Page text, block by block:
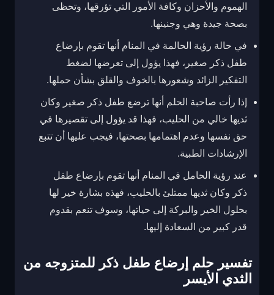
الهموم والأحزان وكافة الأمور التي تؤرقها، وتحظى
بصحة جيدة وهي وجنينها.
في حالة رؤية الحالمة في المنام أنها تقوم بإرضاع
طفل ذكر صغير، فهذا يؤول إلى تعرضها لضغط
التفكير الزائد وشعورها بالخوف والقلق بشأن حملها.
إذا رأت صاحبة الحلم أنها ترضع طفل ذكر صغير وكان
ثديها خالي من الحليب، فهذا قد يؤول إلى تقصيرها في
حق نفسها وعدم اهتمامها بصحتها، فيجب عليها أن تتبع
الإرشادات الطبية.
عند رؤية الحامل في المنام أنها تقوم بإرضاع طفل
ذكر وكان ثديها ممتلئ بالحليب، فهذه بشارة خير لها
بحلول الخير والبركة إلى حياتها، وسوف تنعم بقدوم
قدر كبير من السعادة إليها.
تفسير حلم إرضاع طفل ذكر للمتزوجه من
الثدي الأيسر